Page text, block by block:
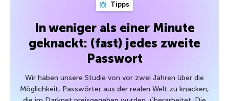
Tipps
In weniger als einer Minute
geknackt: (fast) jedes zweite
Passwort
Wir haben unsere Studie von vor zwei Jahren über die
Möglichkeit, Passwörter aus der realen Welt zu knacken,